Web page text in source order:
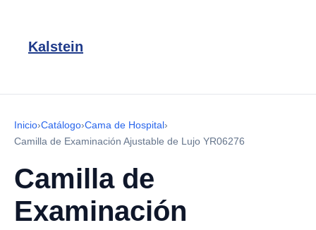
Kalstein
Inicio›Catálogo›Cama de Hospital›
Camilla de Examinación Ajustable de Lujo YR06276
Camilla de
Examinación